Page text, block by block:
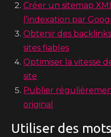
Créer un sitemap
l’indexation par
Obtenir des
sites fiables
Optimiser la vitesse
site
Publier
original
Utiliser des